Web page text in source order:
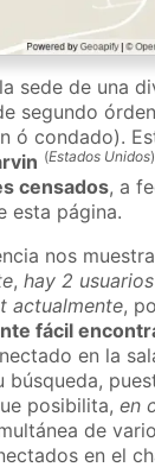
sede de una
segundo
ó condado).
(Estados Unidos)
censados, a
esta página.
nos
,hay 2
actualmente,
fácil
en la
búsqueda,
posibilita,en
de
en el